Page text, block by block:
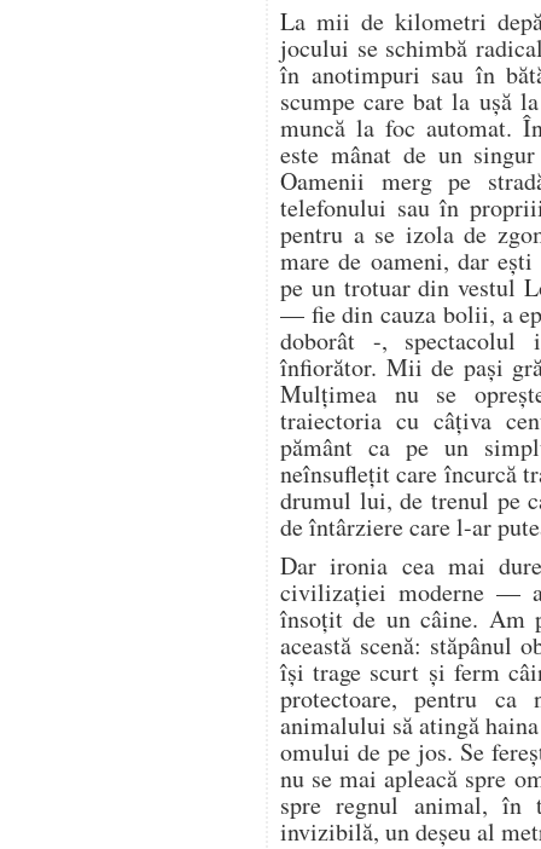
La mii de kilometri
jocului se schimbă
în anotimpuri sau în
scumpe care bat la ușă
muncă la foc automat.
este mânat de un
Oamenii merg pe
telefonului sau în
pentru a se izola de
mare de oameni, dar
pe un trotuar din vestul
— fie din cauza bolii, a
doborât -, spectacolul
înfiorător. Mii de pași
Mulțimea nu se
traiectoria cu câțiva
pământ ca pe un
neînsuflețit care încurcă
drumul lui, de trenul pe
de întârziere care l-ar
Dar ironia cea mai
civilizației moderne —
însoțit de un câine. Am
această scenă: stăpânul
își trage scurt și ferm
protectoare, pentru ca
animalului să atingă
omului de pe jos. Se
nu se mai apleacă spre
spre regnul animal, în
invizibilă, un deșeu al